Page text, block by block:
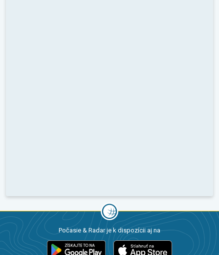
Počasie & Radar je k dispozícii aj na